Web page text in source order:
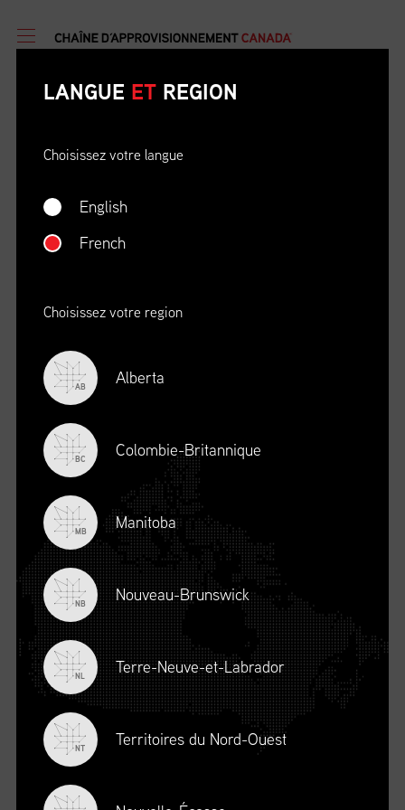
04/22/23
09:00 AM EDT 11/02/20
S’INSCRIRE
DESCRIPTION
S’INSCRIRE
LANGUE ETREGION
Choisissez votre langue
English
French
Choisissez votre region
AB Alberta
BC Colombie-Britannique
MB Manitoba
NB Nouveau-Brunswick
NL Terre-Neuve-et-Labrador
NT Territoires du Nord-Ouest